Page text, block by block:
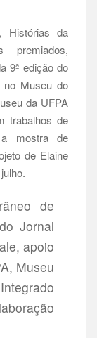
Histórias da
premiados,
9ª edição do
no Museu do
da UFPA
trabalhos de
mostra de
de Elaine
de
Jornal
apoio
Museu